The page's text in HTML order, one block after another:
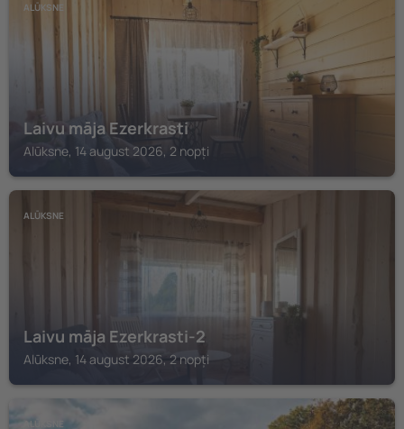
ALŪKSNE
Laivu māja Ezerkrasti
Alūksne, 14 august 2026, 2 nopți
ALŪKSNE
Laivu māja Ezerkrasti-2
Alūksne, 14 august 2026, 2 nopți
ALŪKSNE